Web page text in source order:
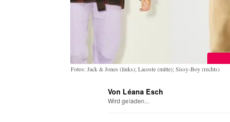
Fotos: Jack & Jones (links); Lacoste (mitte); Sissy-Boy (rechts)
Von Léana Esch
Wird geladen...